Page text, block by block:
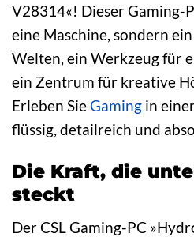
V28314«! Dieser Gaming-
eine Maschine, sondern
Welten, ein Werkzeug für
ein Zentrum für kreative
Erleben SieGaming in
flüssig, detailreich und
Die Kraft, die
steckt
Der CSL Gaming-PC